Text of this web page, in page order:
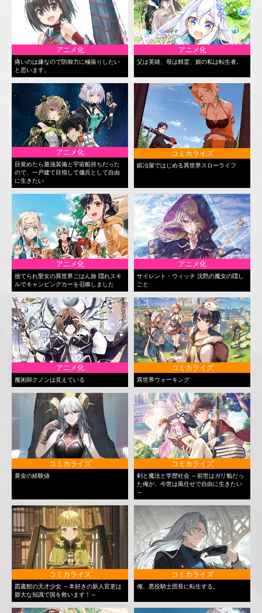
アニメ化
痛いのは嫌なので防御力に極振りしたい
と思います。
アニメ化
父は英雄、母は精霊、娘の私は転生者。
アニメ化
目覚めたら最強装備と宇宙船持ちだった
ので、一戸建て目指して傭兵として自由
に生きたい
コミカライズ
鍛冶屋ではじめる異世界スローライフ
アニメ化
捨てられ聖女の異世界ごはん旅 隠れスキ
ルでキャンピングカーを召喚しました
アニメ化
サイレント・ウィッチ 沈黙の魔女の隠し
ごと
アニメ化
魔術師クノンは見えている
コミカライズ
異世界ウォーキング
コミカライズ
黄金の経験値
コミカライズ
剣と魔法と学歴社会 ～前世はガリ勉だっ
た俺が、今世は風任せで自由に生きたい
～
コミカライズ
図書館の天才少女 ～本好きの新人官吏は
膨大な知識で国を救います！～
コミカライズ
俺、悪役騎士団長に転生する。